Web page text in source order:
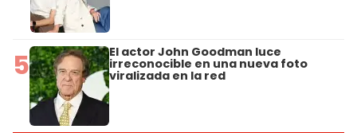
5 El actor John Goodman luce
irreconocible en una nueva foto
viralizada en la red